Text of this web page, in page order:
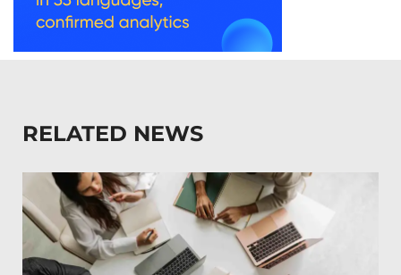
RELATED NEWS